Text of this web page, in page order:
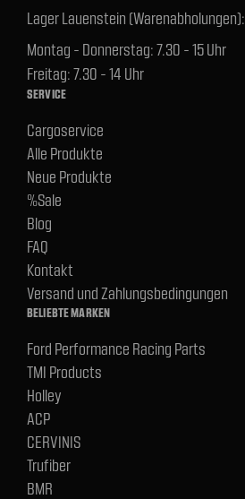
Lager Lauenstein (Warenabholungen):
Montag - Donnerstag: 7.30 - 15 Uhr
Freitag: 7.30 - 14 Uhr
SERVICE
Cargoservice
Alle Produkte
Neue Produkte
%Sale
Blog
FAQ
Kontakt
Versand und Zahlungsbedingungen
BELIEBTE MARKEN
Ford Performance Racing Parts
TMI Products
Holley
ACP
CERVINIS
Trufiber
BMR